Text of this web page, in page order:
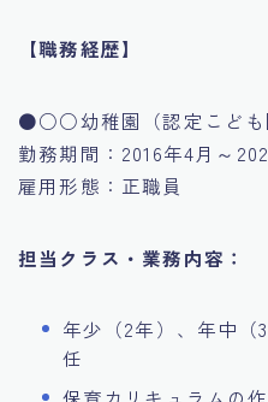
【職務経歴】
●○○幼稚園（認定こども
勤務期間：2016年4月～
雇用形態：正職員
担当クラス・業務内容：
年少（2年）、年中（
任